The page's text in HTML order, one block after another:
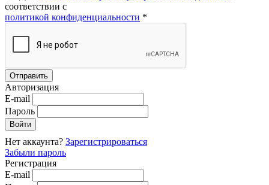
соответствии с
политикой конфиденциальности *
Авторизация
E-mail
Пароль
Нет аккаунта? Зарегистрироваться
Забыли пароль
Регистрация
E-mail